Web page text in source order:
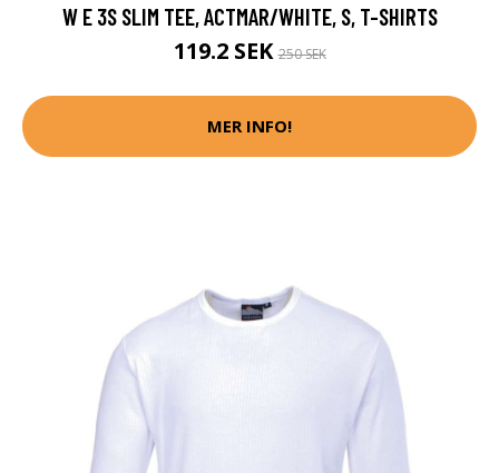
W E 3S SLIM TEE, ACTMAR/WHITE, S, T-SHIRTS
119.2 SEK250 SEK
MER INFO!